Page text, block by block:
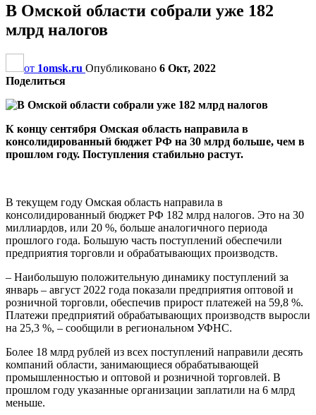
В Омской области собрали уже 182
млрд налогов
от 1omsk.ru Опубликовано 6 Окт, 2022
Поделиться
К концу сентября Омская область направила в
консолидированный бюджет РФ на 30 млрд больше, чем в
прошлом году. Поступления стабильно растут.
В текущем году Омская область направила в
консолидированный бюджет РФ 182 млрд налогов. Это на 30
миллиардов, или 20 %, больше аналогичного периода
прошлого года. Большую часть поступлений обеспечили
предприятия торговли и обрабатывающих производств.
– Наибольшую положительную динамику поступлений за
январь – август 2022 года показали предприятия оптовой и
розничной торговли, обеспечив прирост платежей на 59,8 %.
Платежи предприятий обрабатывающих производств выросли
на 25,3 %, – сообщили в региональном УФНС.
Более 18 млрд рублей из всех поступлений направили десять
компаний области, занимающиеся обрабатывающей
промышленностью и оптовой и розничной торговлей. В
прошлом году указанные организации заплатили на 6 млрд
меньше.